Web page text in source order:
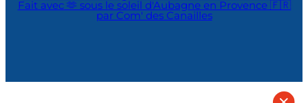
Fait avec 🫶 sous le soleil d'Aubagne en Provence 🇫🇷
par Com' des Canailles